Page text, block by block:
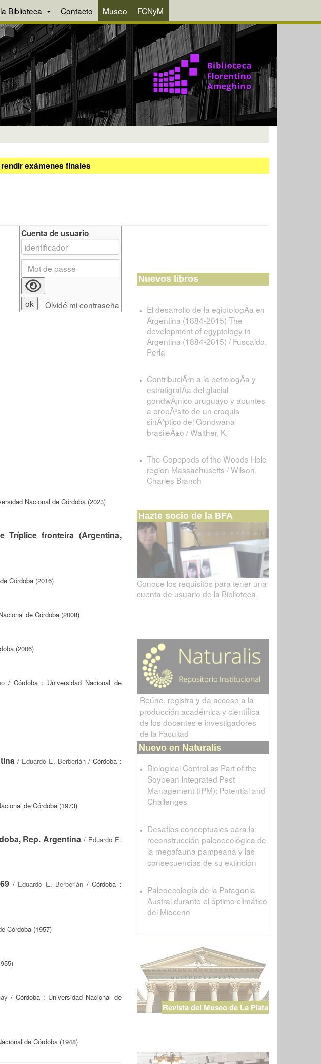
Biblioteca Contacto Museo FCNyM
exámenes finales
Nacional de Córdoba (2023)
Tríplice fronteira (Argentina,
Córdoba (2016)
de Córdoba (2008)
(2006)
/ Córdoba : Universidad Nacional de
/ Eduardo E. Berberián/ Córdoba :
de Córdoba (1973)
Rep. Argentina / Eduardo E.
/ Eduardo E. Berberián / Córdoba :
Córdoba (1957)
/ Córdoba : Universidad Nacional de
de Córdoba (1948)
Cuenta de usuario
Olvidé mi contraseña
Nuevos libros
El desarrollo de la egiptologÃ­a en
Argentina (1884-2015) The
development of egyptology in
Argentina (1884-2015) / Fuscaldo,
Perla
ContribuciÃ³n a la petrologÃ­a y
estratigrafÃ­a del glacial
gondwÃ¡nico uruguayo y apuntes
a propÃ³sito de un croquis
sinÃ³ptico del Gondwana
brasileÃ±o / Walther, K.
The Copepods of the Woods Hole
region Massachusetts / Wilson,
Charles Branch
Hazte socio de la BFA
Conoce los requisitos para tener una
cuenta de usuario de la Biblioteca.
Reúne, registra y da acceso a la
producción académica y científica
de los docentes e investigadores
de la Facultad
Nuevo en Naturalis
Biological Control as Part of the
Soybean Integrated Pest
Management (IPM): Potential and
Challenges
Desafíos conceptuales para la
reconstrucción paleoecológica de
la megafauna pampeana y las
consecuencias de su extinción
Paleoecología de la Patagonia
Austral durante el óptimo climático
del Mioceno
Revista del Museo de La Plata